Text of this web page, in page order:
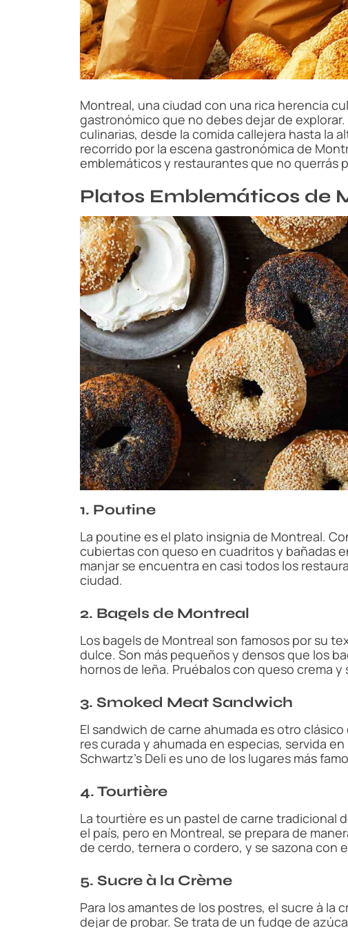
Montreal, una ciudad con una rica herencia
gastronómico que no debes dejar de
culinarias, desde la comida callejera hasta la
recorrido por la escena gastronómica de
emblemáticos y restaurantes que no querrás
Platos Emblemáticos de
1. Poutine
La poutine es el plato insignia de Montreal.
cubiertas con queso en cuadritos y bañadas
manjar se encuentra en casi todos los
ciudad.
2. Bagels de Montreal
Los bagels de Montreal son famosos por su
dulce. Son más pequeños y densos que los
hornos de leña. Pruébalos con queso crema y
3. Smoked Meat Sandwich
El sandwich de carne ahumada es otro
res curada y ahumada en especias, servida
Schwartz’s Deli es uno de los lugares más
4. Tourtière
La tourtière es un pastel de carne tradicional
el país, pero en Montreal, se prepara de
de cerdo, ternera o cordero, y se sazona con
5. Sucre à la Crème
Para los amantes de los postres, el sucre à la
dejar de probar. Se trata de un fudge de